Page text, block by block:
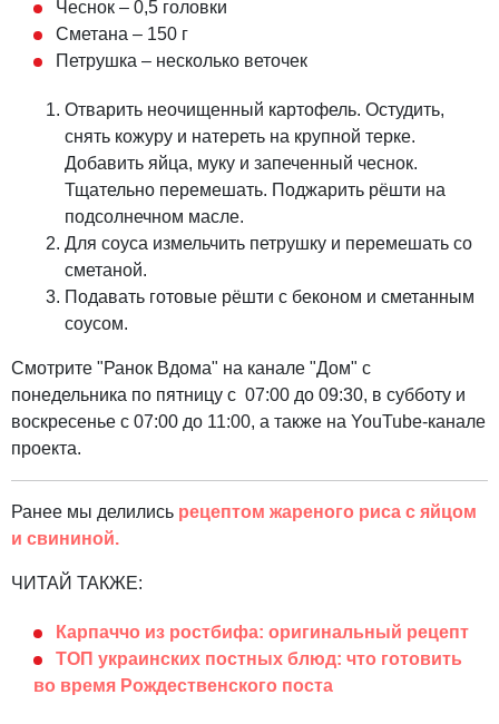
Чеснок – 0,5 головки
Сметана – 150 г
Петрушка – несколько веточек
Отварить неочищенный картофель. Остудить,
снять кожуру и натереть на крупной терке.
Добавить яйца, муку и запеченный чеснок.
Тщательно перемешать. Поджарить рёшти на
подсолнечном масле.
Для соуса измельчить петрушку и перемешать со
сметаной.
Подавать готовые рёшти с беконом и сметанным
соусом.
Смотрите "Ранок Вдома" на канале "Дом" с
понедельника по пятницу с 07:00 до 09:30, в субботу и
воскресенье с 07:00 до 11:00, а также на YouTube-канале
проекта.
Ранее мы делились рецептом жареного риса с яйцом
и свининой.
ЧИТАЙ ТАКЖЕ:
Карпаччо из ростбифа: оригинальный рецепт
ТОП украинских постных блюд: что готовить
во время Рождественского поста